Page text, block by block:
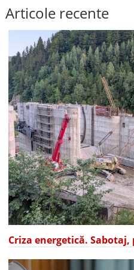
Articole recente
Criza energetică.